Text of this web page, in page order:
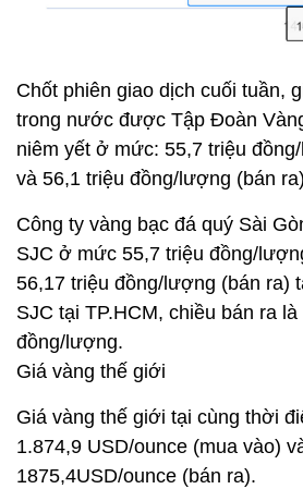
Chốt phiên giao dịch cuối tuần,
trong nước được Tập Đoàn
niêm yết ở mức: 55,7 triệu
và 56,1 triệu đồng/lượng (bán
Công ty vàng bạc đá quý Sài
SJC ở mức 55,7 triệu đồng/
56,17 triệu đồng/lượng (bán ra)
SJC tại TP.HCM, chiều bán ra
đồng/lượng.
Giá vàng thế giới
Giá vàng thế giới tại cùng thời
1.874,9 USD/ounce (mua vào)
1875,4USD/ounce (bán ra).